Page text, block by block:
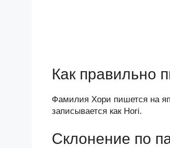
Как правильно
Фамилия Хори пишется на
записывается как Hori.
Склонение по